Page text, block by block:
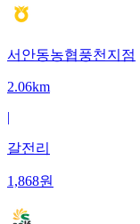
서안동농협풍천지점
2.06km
|
갈전리
1,868원